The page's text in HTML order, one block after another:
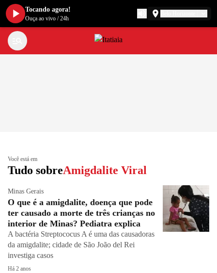
Você está em
Tudo sobreAmigdalite Viral
Minas Gerais
O que é a amigdalite, doença que pode
ter causado a morte de três crianças no
interior de Minas? Pediatra explica
A bactéria Streptococus A é uma das causadoras
da amigdalite; cidade de São João del Rei
investiga casos
Há 2 anos
Tocando agora!
Ouça ao vivo /24h